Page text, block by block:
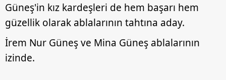
Güneş'in kız kardeşleri de hem başarı hem
güzellik olarak ablalarının tahtına aday.
İrem Nur Güneş ve Mina Güneş ablalarının
izinde.